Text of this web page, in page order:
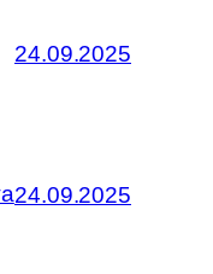
24.09.2025
24.09.2025